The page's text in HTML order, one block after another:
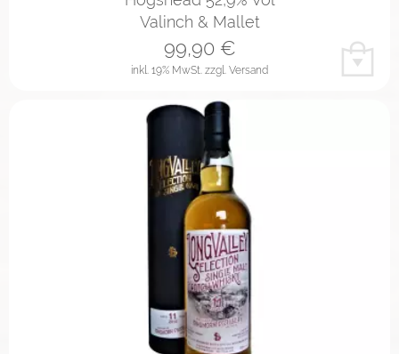
Valinch & Mallet
inkl. 19% MwSt. zzgl. Versand
99,90€